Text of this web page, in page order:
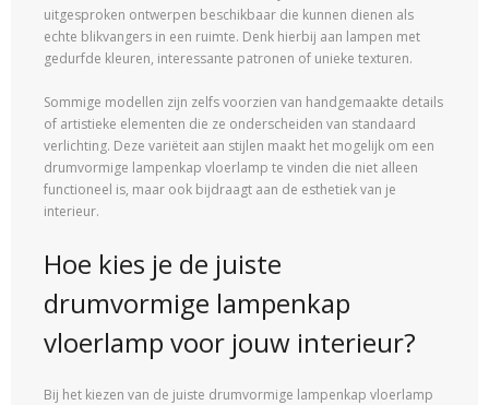
uitgesproken ontwerpen beschikbaar die kunnen dienen als
echte blikvangers in een ruimte. Denk hierbij aan lampen met
gedurfde kleuren, interessante patronen of unieke texturen.
Sommige modellen zijn zelfs voorzien van handgemaakte details
of artistieke elementen die ze onderscheiden van standaard
verlichting. Deze variëteit aan stijlen maakt het mogelijk om een
drumvormige lampenkap vloerlamp te vinden die niet alleen
functioneel is, maar ook bijdraagt aan de esthetiek van je
interieur.
Hoe kies je de juiste
drumvormige lampenkap
vloerlamp voor jouw interieur?
Bij het kiezen van de juiste drumvormige lampenkap vloerlamp